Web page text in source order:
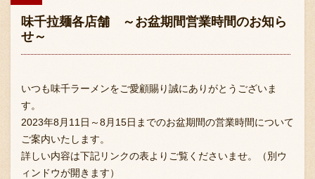
店舗案内
お問い合わせ
味千拉麺各店舗 ～お盆期間営業時間のお知ら
せ～
いつも味千ラーメンをご愛顧賜り誠にありがとうございま
す。
2023年8月11日～8月15日までのお盆期間の営業時間について
ご案内いたします。
詳しい内容は下記リンクの表よりご覧くださいませ。（別ウ
ィンドウが開きます）